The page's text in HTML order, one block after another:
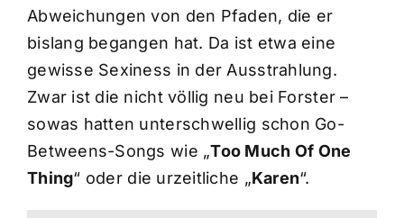
Abweichungen von den Pfaden, die er
bislang begangen hat. Da ist etwa eine
gewisse Sexiness in der Ausstrahlung.
Zwar ist die nicht völlig neu bei Forster –
sowas hatten unterschwellig schon Go-
Betweens-Songs wie „Too Much Of One
Thing“ oder die urzeitliche „Karen“.